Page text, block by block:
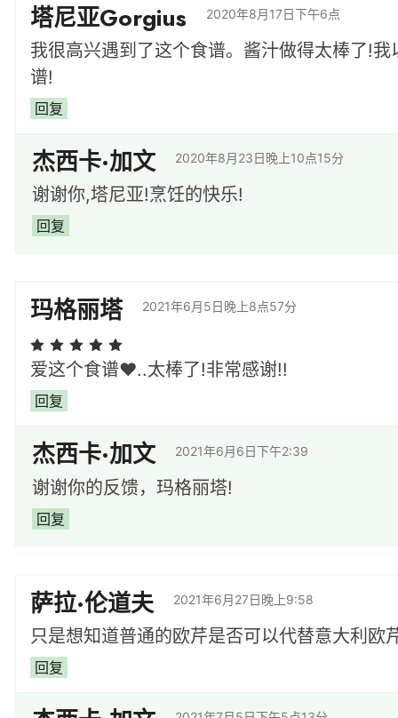
塔尼亚Gorgius 2020年8月17日下午6点
我很高兴遇到了这个食谱。酱汁做得太棒了!
谱!
回复
杰西卡·加文 2020年8月23日晚上10点15分
谢谢你,塔尼亚!烹饪的快乐!
回复
玛格丽塔 2021年6月5日晚上8点57分
爱这个食谱♥️..太棒了!非常感谢!!
回复
杰西卡·加文 2021年6月6日下午2:39
谢谢你的反馈，玛格丽塔!
回复
萨拉·伦道夫 2021年6月27日晚上9:58
只是想知道普通的欧芹是否可以代替意大利欧
回复